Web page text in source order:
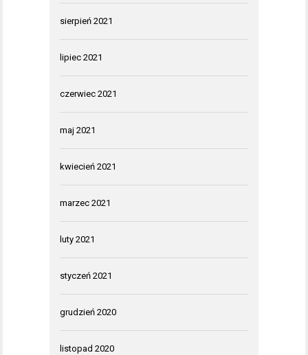
sierpień 2021
lipiec 2021
czerwiec 2021
maj 2021
kwiecień 2021
marzec 2021
luty 2021
styczeń 2021
grudzień 2020
listopad 2020